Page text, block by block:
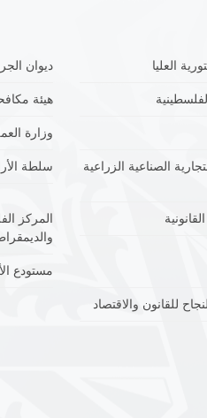
العليا ديوان
هيئة
وزارة
الصناعية الزراعية
سلطة
المركز
مستودع
للقانون والاقتصاد